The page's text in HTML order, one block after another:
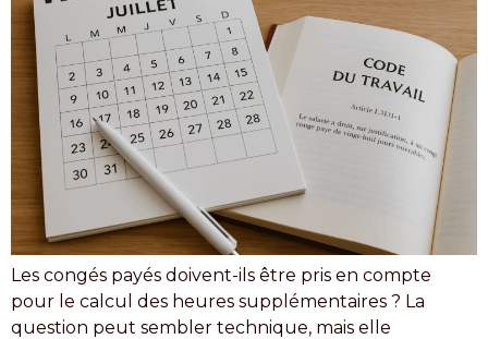
Les congés payés doivent-ils être pris en compte
pour le calcul des heures supplémentaires ? La
question peut sembler technique, mais elle